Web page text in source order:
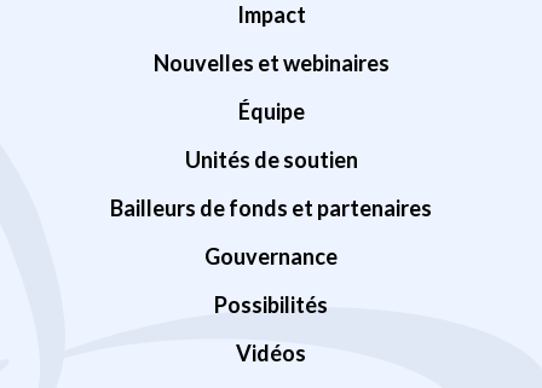
Impact
Nouvelles et webinaires
Équipe
Unités de soutien
Bailleurs de fonds et partenaires
Gouvernance
Possibilités
Vidéos